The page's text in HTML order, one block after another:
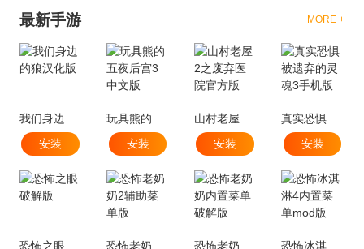
最新手游 MORE +
安装
安装
安装
安装